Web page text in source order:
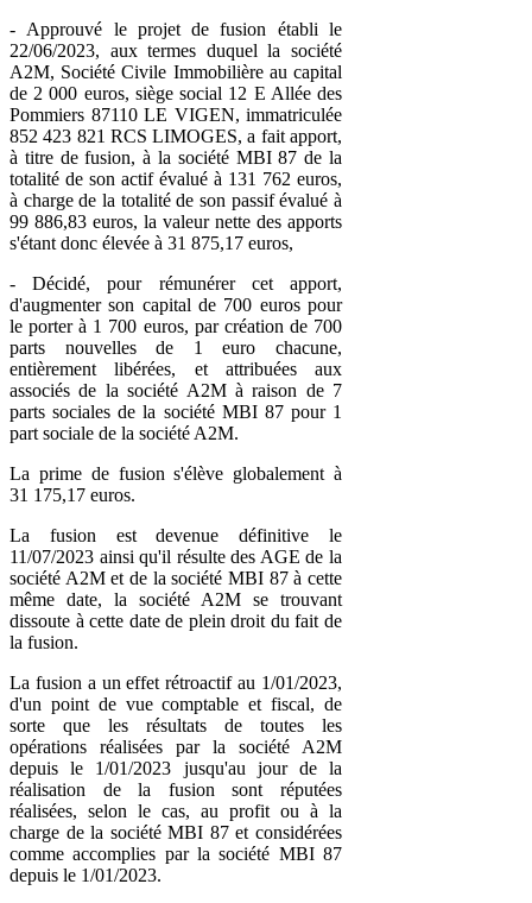
- Approuvé le projet de fusion établi le
22/06/2023, aux termes duquel la société
A2M, Société Civile Immobilière au capital
de 2 000 euros, siège social 12 E Allée des
Pommiers 87110 LE VIGEN, immatriculée
852 423 821 RCS LIMOGES, a fait apport,
à titre de fusion, à la société MBI 87 de la
totalité de son actif évalué à 131 762 euros,
à charge de la totalité de son passif évalué à
99 886,83 euros, la valeur nette des apports
s'étant donc élevée à 31 875,17 euros,
- Décidé, pour rémunérer cet apport,
d'augmenter son capital de 700 euros pour
le porter à 1 700 euros, par création de 700
parts nouvelles de 1 euro chacune,
entièrement libérées, et attribuées aux
associés de la société A2M à raison de 7
parts sociales de la société MBI 87 pour 1
part sociale de la société A2M.
La prime de fusion s'élève globalement à
31 175,17 euros.
La fusion est devenue définitive le
11/07/2023 ainsi qu'il résulte des AGE de la
société A2M et de la société MBI 87 à cette
même date, la société A2M se trouvant
dissoute à cette date de plein droit du fait de
la fusion.
La fusion a un effet rétroactif au 1/01/2023,
d'un point de vue comptable et fiscal, de
sorte que les résultats de toutes les
opérations réalisées par la société A2M
depuis le 1/01/2023 jusqu'au jour de la
réalisation de la fusion sont réputées
réalisées, selon le cas, au profit ou à la
charge de la société MBI 87 et considérées
comme accomplies par la société MBI 87
depuis le 1/01/2023.